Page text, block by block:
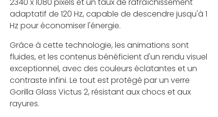
2340 x 1080 pixels et un taux de rafraîchissement
adaptatif de 120 Hz, capable de descendre jusqu'à 1
Hz pour économiser l'énergie.
Grâce à cette technologie, les animations sont
fluides, et les contenus bénéficient d'un rendu visuel
exceptionnel, avec des couleurs éclatantes et un
contraste infini. Le tout est protégé par un verre
Gorilla Glass Victus 2, résistant aux chocs et aux
rayures.